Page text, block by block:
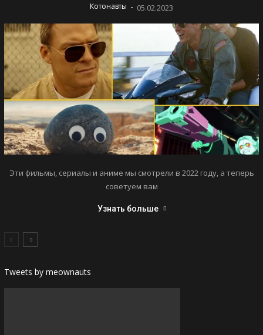
Котонавты - 05.02.2023
Эти фильмы, сериалы и аниме мы смотрели в 2022 году, а теперь
советуем вам
Узнать больше
Tweets by meownauts